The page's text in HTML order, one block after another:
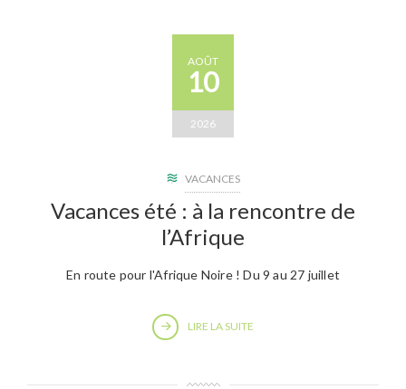
AOÛT
10
2026
VACANCES
Vacances été : à la rencontre de
l’Afrique
En route pour l'Afrique Noire ! Du 9 au 27 juillet
LIRE LA SUITE